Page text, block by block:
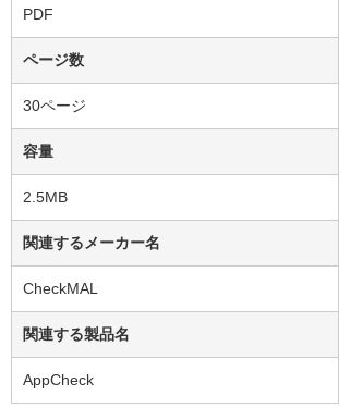
PDF
ページ数
30ページ
容量
2.5MB
関連するメーカー名
CheckMAL
関連する製品名
AppCheck